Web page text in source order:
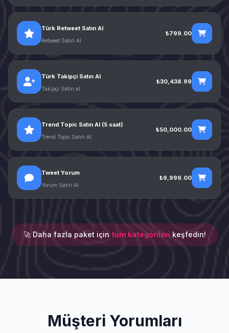
Türk Retweet Satın Al
Retweet Satın Al
₺799.00
Türk Takipçi Satın Al
Takipçi Satın al
₺30,438.99
Trend Topic Satın Al (5 saat)
Trend Topic Satın Al
₺50,000.00
Tweet Yorum
Yorum Satın Al
₺9,999.00
🚀 Daha fazla paket için tüm kategorilerikeşfedin!
Müşteri Yorumları